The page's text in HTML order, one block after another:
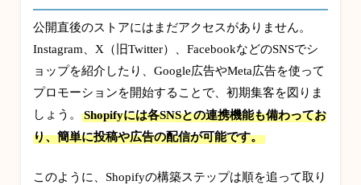
公開直後のストアにはまだアクセスがありません。
Instagram、X（旧Twitter）、FacebookなどのSNSでシ
ョップを紹介したり、Google広告やMeta広告を使って
プロモーションを開始することで、初期集客を図りま
しょう。
Shopifyには各SNSとの連携機能も備わってお
り、簡単に投稿や広告の配信が可能です。
このように、Shopifyの構築ステップは順を追って取り